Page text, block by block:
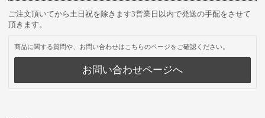
ご注文頂いてから土日祝を除きます3営業日以内で発送の手配をさせて
頂きます。
商品に関する質問や、お問い合わせはこちらのページをご確認ください。
お問い合わせページへ